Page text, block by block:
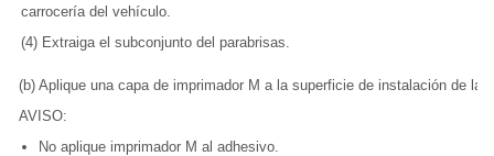
carrocería del vehículo.
(4) Extraiga el subconjunto del parabrisas.
(b) Aplique una capa de imprimador M a la superficie de instalación de la
AVISO:
No aplique imprimador M al adhesivo.